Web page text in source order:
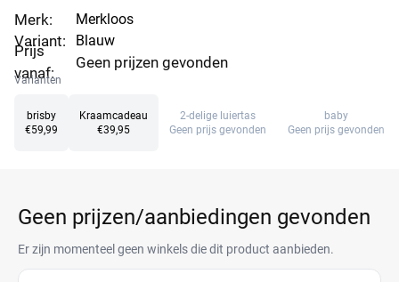
Merk:
Variant:
Prijs
vanaf:
Merkloos
Blauw
Geen prijzen gevonden
Varianten
brisby
€59,99
Kraamcadeau
€39,95
2-delige luiertas
Geen prijs gevonden
baby
Geen prijs gevonden
Geen prijzen/aanbiedingen gevonden
Er zijn momenteel geen winkels die dit product aanbieden.